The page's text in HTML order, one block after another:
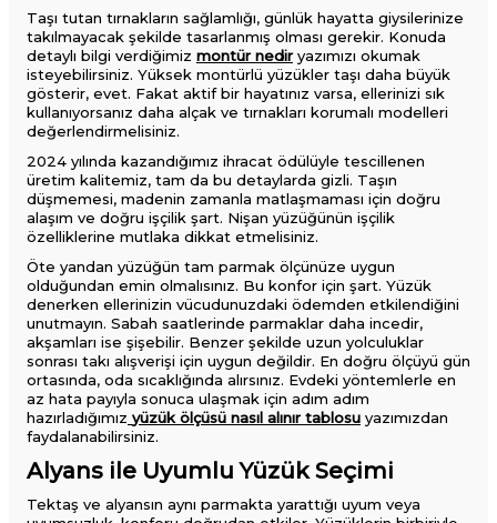
Taşı tutan tırnakların sağlamlığı, günlük hayatta giysilerinize
takılmayacak şekilde tasarlanmış olması gerekir. Konuda
detaylı bilgi verdiğimiz montür nediryazımızı okumak
isteyebilirsiniz. Yüksek montürlü yüzükler taşı daha büyük
gösterir, evet. Fakat aktif bir hayatınız varsa, ellerinizi sık
kullanıyorsanız daha alçak ve tırnakları korumalı modelleri
değerlendirmelisiniz.
2024 yılında kazandığımız ihracat ödülüyle tescillenen
üretim kalitemiz, tam da bu detaylarda gizli. Taşın
düşmemesi, madenin zamanla matlaşmaması için doğru
alaşım ve doğru işçilik şart. Nişan yüzüğünün işçilik
özelliklerine mutlaka dikkat etmelisiniz.
Öte yandan yüzüğün tam parmak ölçünüze uygun
olduğundan emin olmalısınız. Bu konfor için şart. Yüzük
denerken ellerinizin vücudunuzdaki ödemden etkilendiğini
unutmayın. Sabah saatlerinde parmaklar daha incedir,
akşamları ise şişebilir. Benzer şekilde uzun yolculuklar
sonrası takı alışverişi için uygun değildir. En doğru ölçüyü gün
ortasında, oda sıcaklığında alırsınız. Evdeki yöntemlerle en
az hata payıyla sonuca ulaşmak için adım adım
hazırladığımız yüzük ölçüsü nasıl alınır tablosu yazımızdan
faydalanabilirsiniz.
Alyans ile Uyumlu Yüzük Seçimi
Tektaş ve alyansın aynı parmakta yarattığı uyum veya